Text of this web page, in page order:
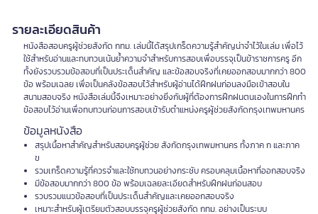
รายละเอียดสินค้า
หนังสือสอบครูผู้ช่วยสังกัด กทม. เล่มนี้ได้สรุปเกร็ดความรู้สำคัญน่าจำไว้ในเล่ม เพื่อไว้
ใช้สำหรับอ่านและทบทวนเน้นย้ำความจำสำหรับการสอบเพื่อบรรจุเป็นข้าราชการครู อีก
ทั้งยังรวบรวมข้อสอบที่เป็นประเด็นสำคัญ และข้อสอบจริงที่เคยออกสอบมากกว่า 800
ข้อ พร้อมเฉลย เพื่อเป็นคลังข้อสอบไว้สำหรับผู้อ่านได้ฝึกฝนก่อนลงมือเข้าสอบใน
สนามสอบจริง หนังสือเล่มนี้จึงเหมาะอย่างยิ่งกับผู้ที่ต้องการฝึกฝนตนเองในการฝึกทำ
ข้อสอบไว้อ่านเพื่อทบทวนก่อนการสอบเข้ารับตำแหน่งครูผู้ช่วยสังกัดกรุงเทพมหานคร
ข้อมูลหนังสือ
สรุปเนื้อหาสำคัญสำหรับสอบครูผู้ช่วย สังกัดกรุงเทพมหานคร ทั้งภาค ก และภาค
ข
รวมเกร็ดความรู้ที่ควรจำและใช้ทบทวนอย่างกระชับ ครอบคลุมเนื้อหาที่ออกสอบจริง
มีข้อสอบมากกว่า 800 ข้อ พร้อมเฉลยละเอียดสำหรับฝึกฝนก่อนสอบ
รวบรวมแนวข้อสอบที่เป็นประเด็นสำคัญและเคยออกสอบจริง
เหมาะสำหรับผู้เตรียมตัวสอบบรรจุครูผู้ช่วยสังกัด กทม. อย่างเป็นระบบ